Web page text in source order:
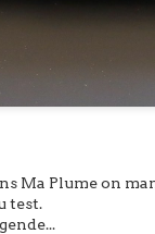
Ma Plume on
test.